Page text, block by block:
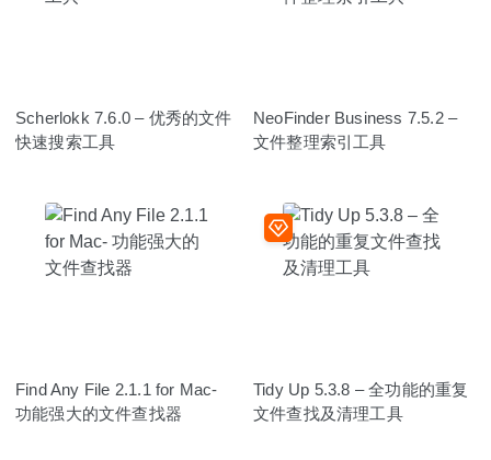
Scherlokk 7.6.0 – 优秀的文件
快速搜索工具
NeoFinder Business 7.5.2 –
文件整理索引工具
Find Any File 2.1.1 for Mac-
功能强大的文件查找器
Tidy Up 5.3.8 – 全功能的重复
文件查找及清理工具